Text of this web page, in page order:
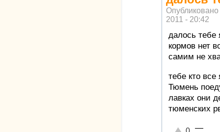
2011 - 20:42
далось тебе
кормов нет
самим не
тебе кто
Тюмень
лавках они
тюменских
Отлично!
—